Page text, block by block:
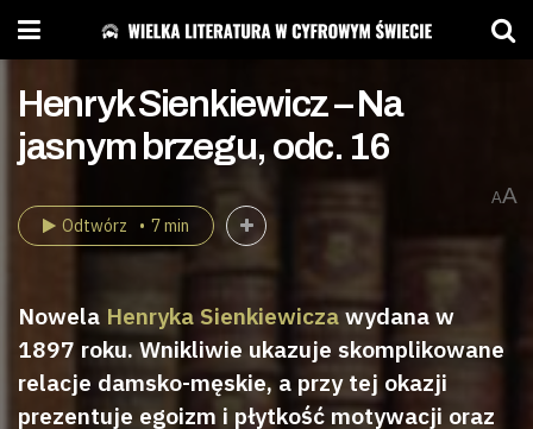
Henryk Sienkiewicz – Na
jasnym brzegu, odc. 16
AA
Odtwórz 7 min
Nowela Henryka Sienkiewiczawydana w
1897 roku. Wnikliwie ukazuje skomplikowane
relacje damsko-męskie, a przy tej okazji
prezentuje egoizm i płytkość motywacji oraz